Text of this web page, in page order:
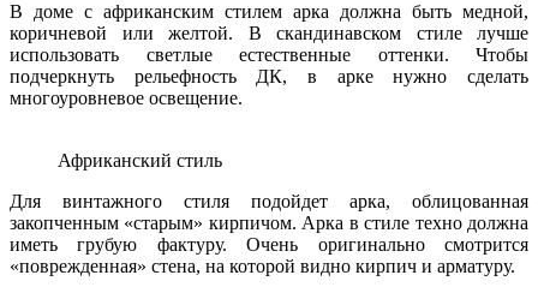
В доме с африканским стилем арка должна быть медной,
коричневой или желтой. В скандинавском стиле лучше
использовать светлые естественные оттенки. Чтобы
подчеркнуть рельефность ДК, в арке нужно сделать
многоуровневое освещение.
Африканский стиль
Для винтажного стиля подойдет арка, облицованная
закопченным «старым» кирпичом. Арка в стиле техно должна
иметь грубую фактуру. Очень оригинально смотрится
«поврежденная» стена, на которой видно кирпич и арматуру.